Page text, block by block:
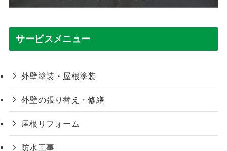
サービスメニュー
外壁塗装・屋根塗装
外壁の張り替え・修繕
屋根リフォーム
防水工事